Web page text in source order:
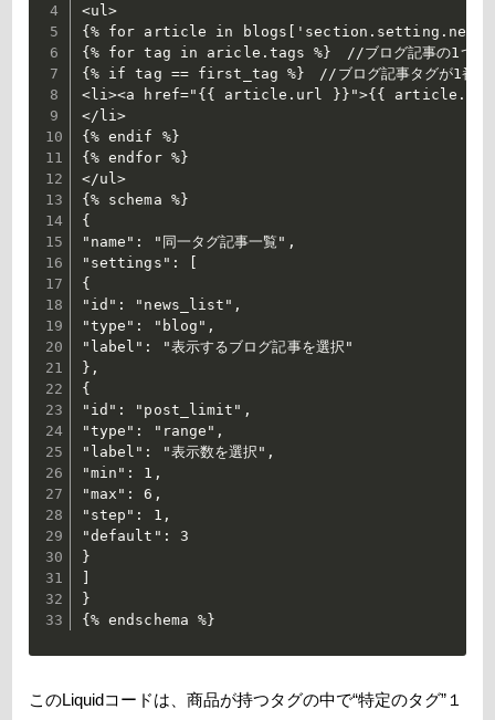
<ul>
{% for article in
{% for tag in aricle.tags %}　//ブログ記事の1つずつ
{% if tag == first_tag %}　//ブログ記事タグが1番目タ
<li><a href="{{ article.url }}">{{
</li>
{% endif %}
{% endfor %}
</ul>
{% schema %}
{
"name": "同一タグ記事一覧",
"settings": [
{
"id": "news_list",
"type": "blog",
"label": "表示するブログ記事を選択"
},
{
"id": "post_limit",
"type": "range",
"label": "表示数を選択",
"min": 1,
"max": 6,
"step": 1,
"default": 3
}
}
{% endschema %}
このLiquidコードは、商品が持つタグの中で“特定のタグ”１